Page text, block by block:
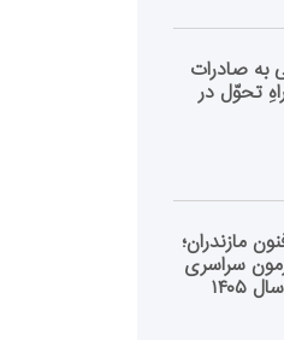
به صادرات
تحوّل در
مازندران؛
سراسری